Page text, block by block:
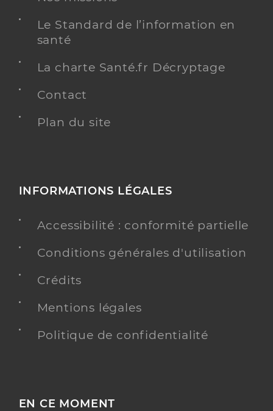
Le Standard de l’information en
santé
La charte Santé.fr Décryptage
Contact
Plan du site
INFORMATIONS LÉGALES
Accessibilité : conformité partielle
Conditions générales d'utilisation
Crédits
Mentions légales
Politique de confidentialité
EN CE MOMENT